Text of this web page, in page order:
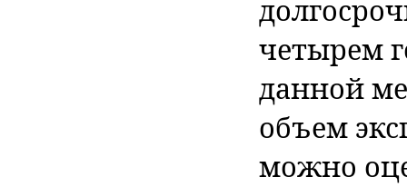
четырем
данной
объем
можно